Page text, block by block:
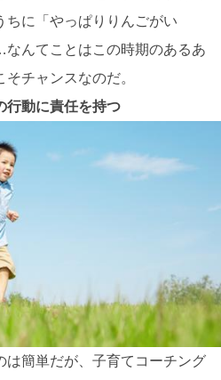
ちに「やっぱりりんごがい
んてことはこの時期のあるあ
チャンスなのだ。
行動に責任を持つ
は簡単だが、子育てコーチング